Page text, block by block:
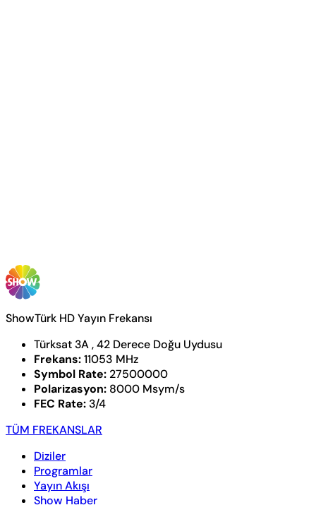
ShowTürk HD Yayın Frekansı
Türksat 3A , 42 Derece Doğu Uydusu
Frekans:11053 MHz
Symbol Rate: 27500000
Polarizasyon: 8000 Msym/s
FEC Rate: 3/4
TÜM FREKANSLAR
Diziler
Programlar
Yayın Akışı
Show Haber